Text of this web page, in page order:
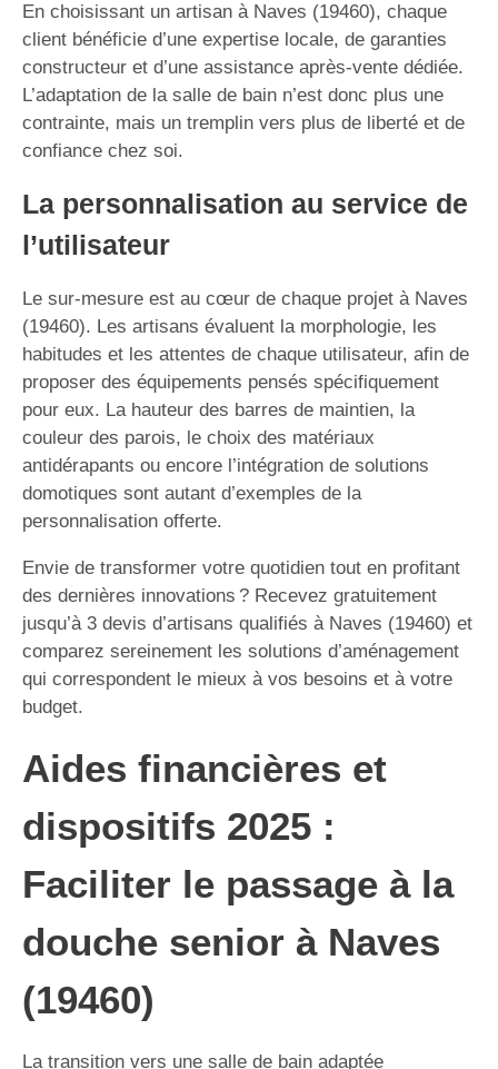
En choisissant un artisan à Naves (19460), chaque
client bénéficie d’une expertise locale, de garanties
constructeur et d’une assistance après-vente dédiée.
L’adaptation de la salle de bain n’est donc plus une
contrainte, mais un tremplin vers plus de liberté et de
confiance chez soi.
La personnalisation au service de
l’utilisateur
Le sur-mesure est au cœur de chaque projet à Naves
(19460). Les artisans évaluent la morphologie, les
habitudes et les attentes de chaque utilisateur, afin de
proposer des équipements pensés spécifiquement
pour eux. La hauteur des barres de maintien, la
couleur des parois, le choix des matériaux
antidérapants ou encore l’intégration de solutions
domotiques sont autant d’exemples de la
personnalisation offerte.
Envie de transformer votre quotidien tout en profitant
des dernières innovations ? Recevez gratuitement
jusqu’à 3 devis d’artisans qualifiés à Naves (19460) et
comparez sereinement les solutions d’aménagement
qui correspondent le mieux à vos besoins et à votre
budget.
Aides financières et
dispositifs 2025 :
Faciliter le passage à la
douche senior à Naves
(19460)
La transition vers une salle de bain adaptée